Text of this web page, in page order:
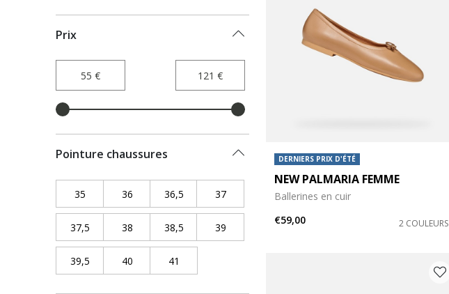
Prix
Pointure chaussures
35 Refine by Pointure chaussures: 35
36 Refine by Pointure chaussures: 36
36,5 Refine by Pointure chaussures: 36,5
37Refine by Pointure chaussures: 37
37,5 Refine by Pointure chaussures: 37,5
38 Refine by Pointure chaussures: 38
38,5 Refine by Pointure chaussures: 38,5
39 Refine by Pointure chaussures: 39
39,5 Refine by Pointure chaussures: 39,5
40 Refine by Pointure chaussures: 40
41
DERNIERS PRIX D'ÉTÉ
NEW PALMARIA FEMME
Ballerines en cuir
€59,00
2 COULEURS